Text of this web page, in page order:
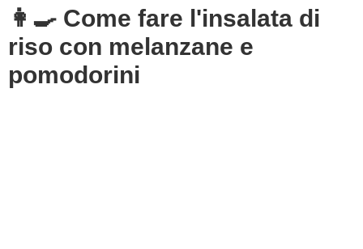
👩‍🍳 Come fare l'insalata di
riso con melanzane e
pomodorini